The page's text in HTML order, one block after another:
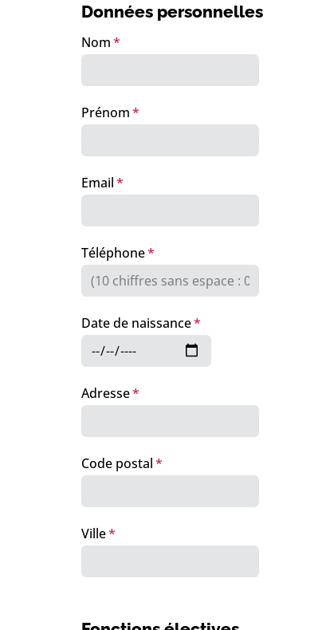
Données personnelles
Nom
Prénom
Email
Téléphone
Date de naissance
Adresse
Code postal
Ville